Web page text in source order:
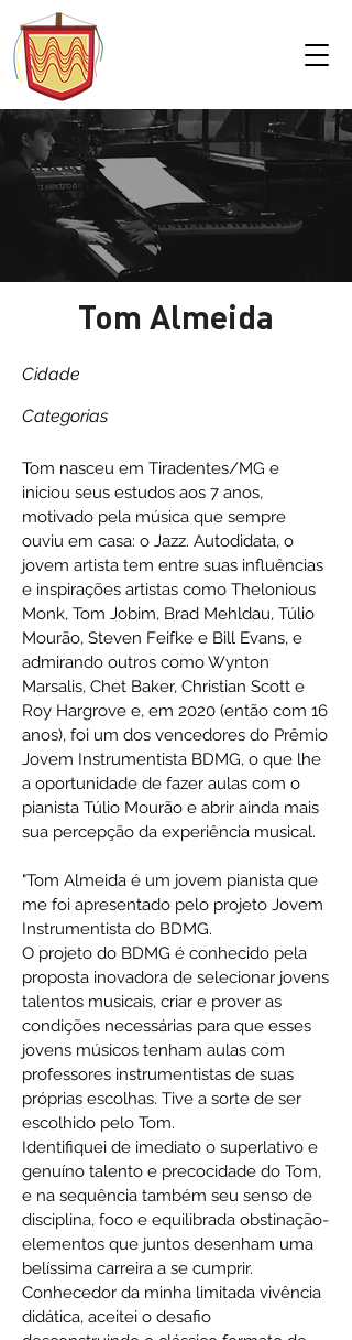
Tom Almeida
Cidade
Categorias
Tom nasceu em Tiradentes/MG e
iniciou seus estudos aos 7 anos,
motivado pela música que sempre
ouviu em casa: o Jazz. Autodidata, o
jovem artista tem entre suas influências
e inspirações artistas como Thelonious
Monk, Tom Jobim, Brad Mehldau, Túlio
Mourão, Steven Feifke e Bill Evans, e
admirando outros como Wynton
Marsalis, Chet Baker, Christian Scott e
Roy Hargrove e, em 2020 (então com 16
anos), foi um dos vencedores do Prêmio
Jovem Instrumentista BDMG, o que lhe
a oportunidade de fazer aulas com o
pianista Túlio Mourão e abrir ainda mais
sua percepção da experiência musical.
"Tom Almeida é um jovem pianista que
me foi apresentado pelo projeto Jovem
Instrumentista do BDMG.
O projeto do BDMG é conhecido pela
proposta inovadora de selecionar jovens
talentos musicais, criar e prover as
condições necessárias para que esses
jovens músicos tenham aulas com
professores instrumentistas de suas
próprias escolhas. Tive a sorte de ser
escolhido pelo Tom.
Identifiquei de imediato o superlativo e
genuíno talento e precocidade do Tom,
e na sequência também seu senso de
disciplina, foco e equilibrada obstinação-
elementos que juntos desenham uma
belíssima carreira a se cumprir.
Conhecedor da minha limitada vivência
didática, aceitei o desafio